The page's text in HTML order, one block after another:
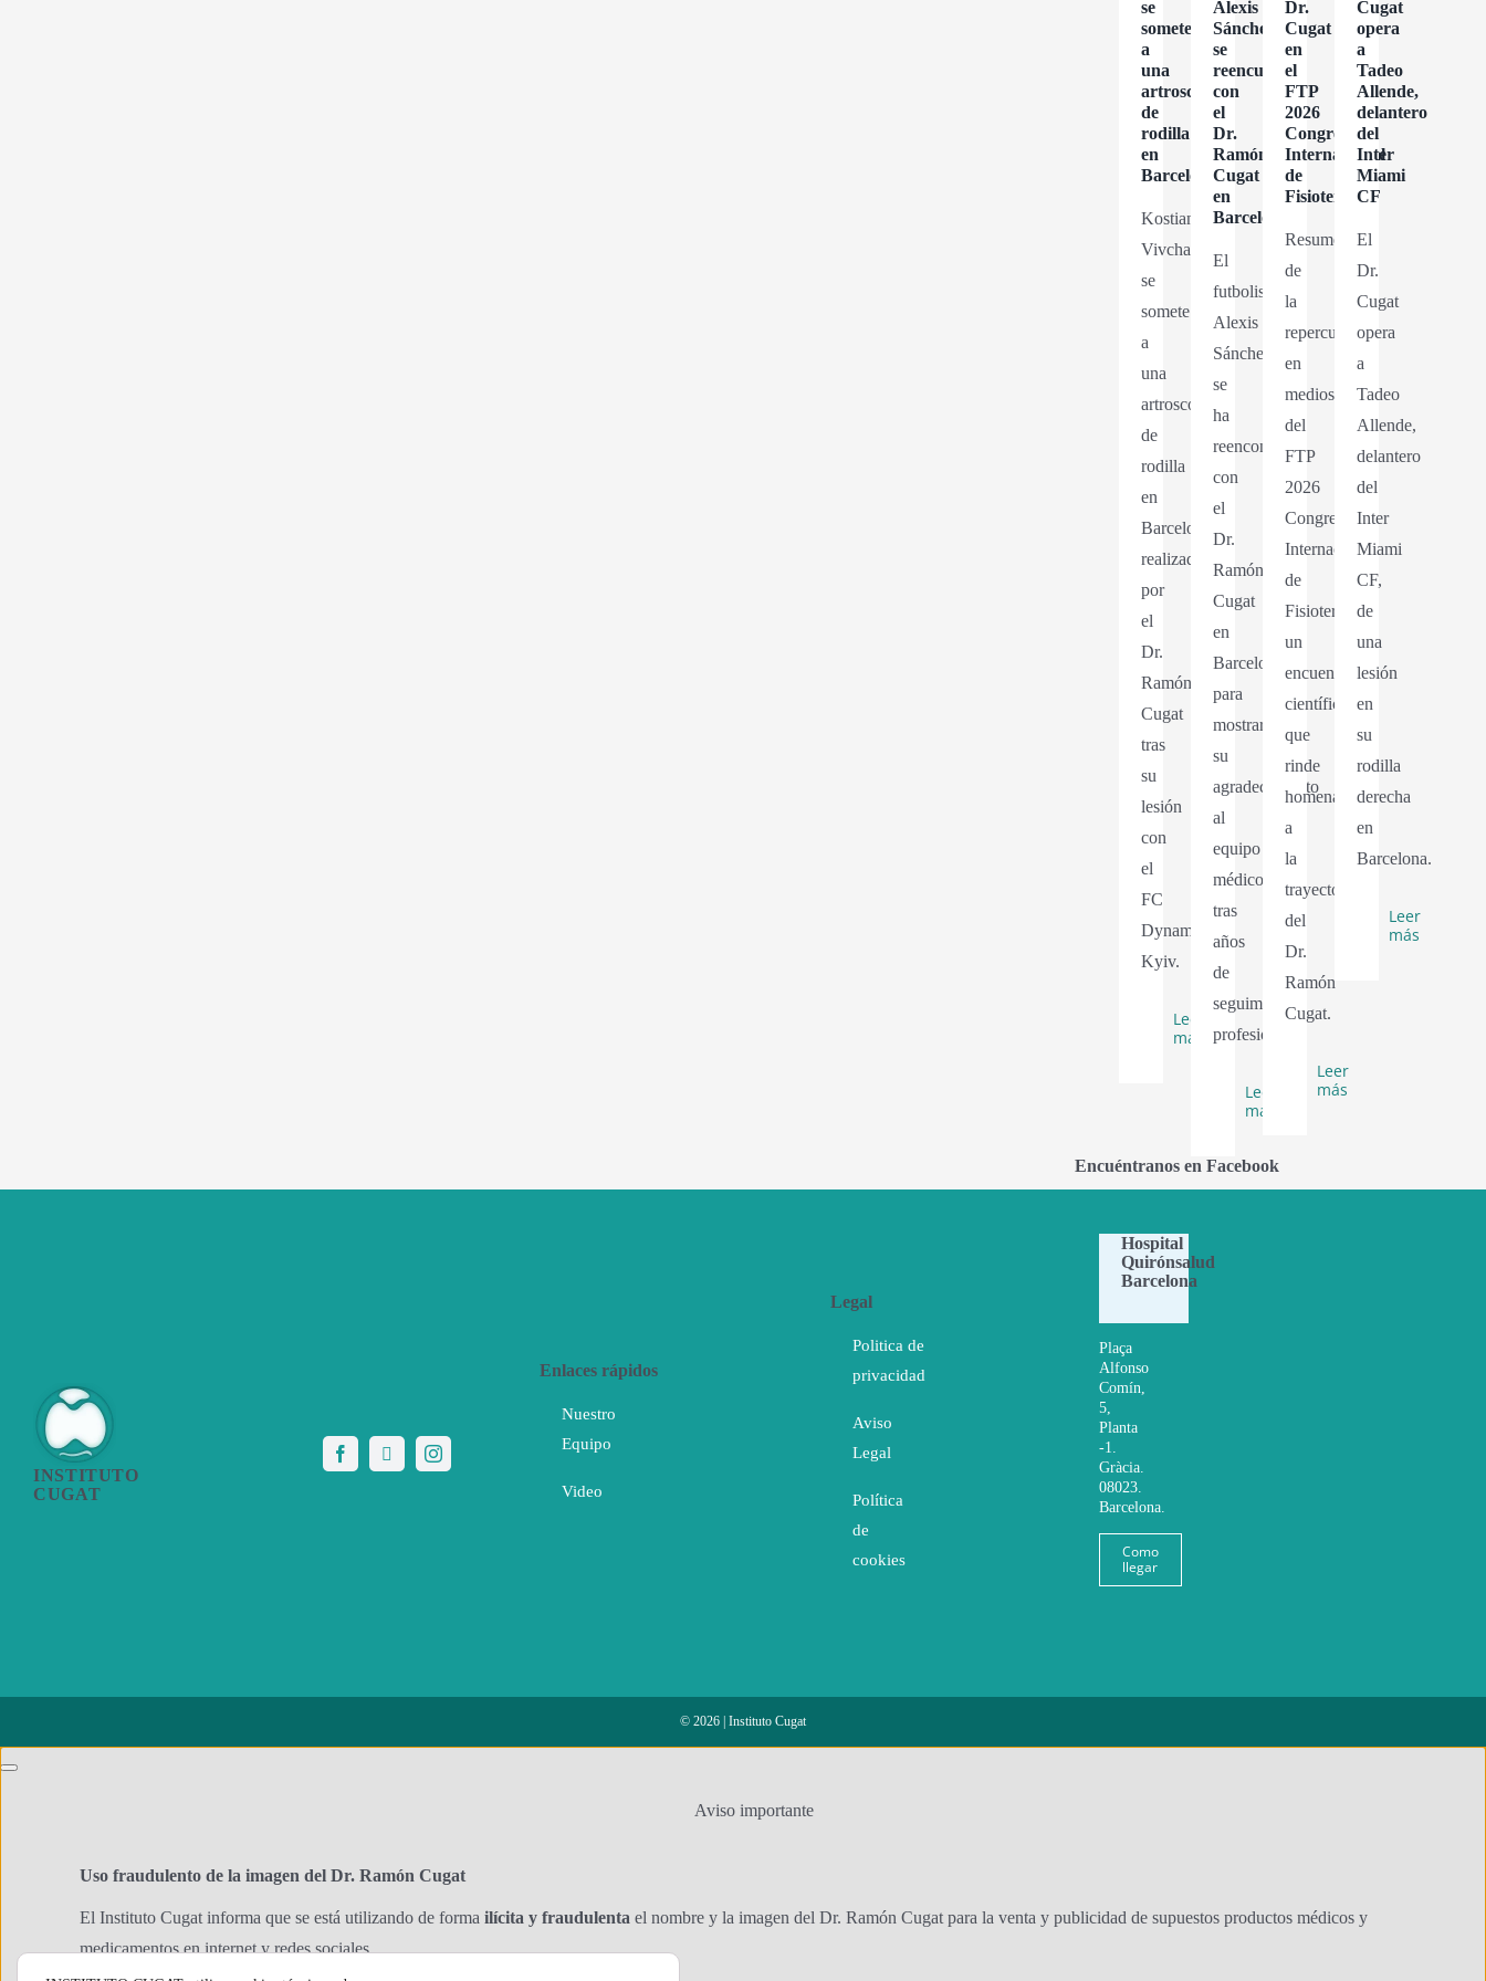
se
somete
a
una
artroscopia
de
rodilla
en
Barcelona
Kostiantyn
Vivcharenko
se
somete
a
una
artroscopia
de
rodilla
en
Barcelona
realizada
por
el
Dr.
Ramón
Cugat
tras
su
lesión
con
el
FC
Dynamo
Kyiv.
Leer
más
Alexis
Sánchez
se
reencuentra
con
el
Dr.
Ramón
Cugat
en
Barcelona
El
futbolista
Alexis
Sánchez
se
ha
reencontrado
con
el
Dr.
Ramón
Cugat
en
Barcelona
para
mostrar
su
agradecimiento
al
equipo
médico
tras
años
de
seguimiento
profesional.
Leer
más
Dr.
Cugat
en
el
FTP
2026
Congreso
Internacional
de
Fisioterapia
Resumen
de
la
repercusión
en
medios
del
FTP
2026
Congreso
Internacional
de
Fisioterapia,
un
encuentro
científico
que
rinde
homenaje
a
la
trayectoria
del
Dr.
Ramón
Cugat.
Leer
más
Cugat
opera
a
Tadeo
Allende,
delantero
del
Inter
Miami
CF
El
Dr.
Cugat
opera
a
Tadeo
Allende,
delantero
del
Inter
Miami
CF,
de
una
lesión
en
su
rodilla
derecha
en
Barcelona.
Leer
más
Encuéntranos en Facebook
INSTITUTO
CUGAT
Enlaces rápidos
Nuestro
Equipo
Video
Legal
Politica de
privacidad
Aviso
Legal
Política
de
cookies
Hospital
Quirónsalud
Barcelona
Plaça
Alfonso
Comín,
5,
Planta
-1.
Gràcia.
08023.
Barcelona.
Como
llegar
© 2026 | Instituto Cugat
Aviso importante
Uso fraudulento de la imagen del Dr. Ramón Cugat
El Instituto Cugat informa que se está utilizando de forma ilícita y fraudulenta el nombre y la imagen del Dr. Ramón Cugat para la venta y publicidad de supuestos productos médicos y
medicamentos en internet y redes sociales.